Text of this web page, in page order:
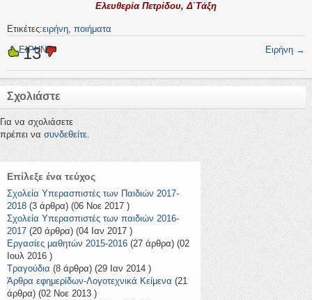
Ελευθερία Πετρίδου, Δ΄Τάξη
Ετικέτες:ειρήνη, ποιήματα
←ΕΙΡΗΝΗ Ειρήνη →
13
Σχολιάστε
Για να σχολιάσετε
πρέπει να συνδεθείτε.
Επίλεξε ένα τεύχος
Σχολεία Υπερασπιστές των Παιδιών 2017-
2018 (3 άρθρα) (06 Νοε 2017 )
Σχολεία Υπερασπιστές των παιδιών 2016-
2017 (20 άρθρα) (04 Ιαν 2017 )
Εργασίες μαθητών 2015-2016 (27 άρθρα) (02
Ιουλ 2016 )
Τραγούδια (8 άρθρα) (29 Ιαν 2014 )
Άρθρα εφημερίδων-Λογοτεχνικά Κείμενα (21
άρθρα) (02 Νοε 2013 )